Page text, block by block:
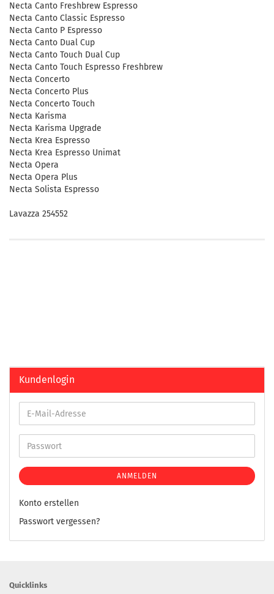
Necta Canto Freshbrew Espresso
Necta Canto Classic Espresso
Necta Canto P Espresso
Necta Canto Dual Cup
Necta Canto Touch Dual Cup
Necta Canto Touch Espresso Freshbrew
Necta Concerto
Necta Concerto Plus
Necta Concerto Touch
Necta Karisma
Necta Karisma Upgrade
Necta Krea Espresso
Necta Krea Espresso Unimat
Necta Opera
Necta Opera Plus
Necta Solista Espresso
Lavazza 254552
Kundenlogin
ANMELDEN
Konto erstellen
Passwort vergessen?
Quicklinks